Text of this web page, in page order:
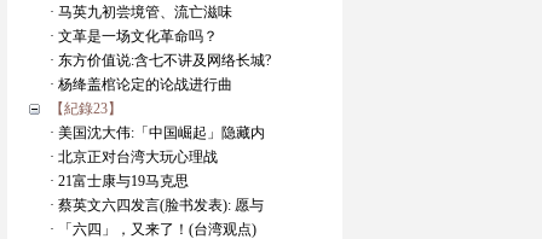
· 马英九初尝境管、流亡滋味
· 文革是一场文化革命吗？
· 东方价值说:含七不讲及网络长城?
· 杨绛盖棺论定的论战进行曲
【紀錄23】
· 美国沈大伟:「中国崛起」隐藏内
· 北京正对台湾大玩心理战
· 21富士康与19马克思
· 蔡英文六四发言(脸书发表): 愿与
· 「六四」，又来了！(台湾观点)